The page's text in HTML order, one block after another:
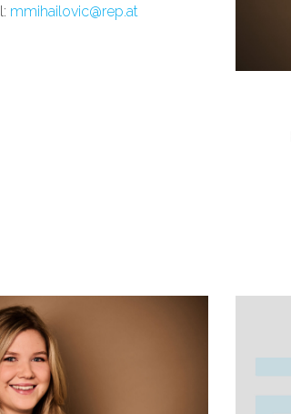
mmihailovic@rep.at